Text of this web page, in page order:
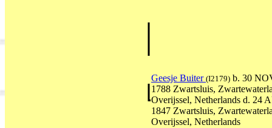
Geesje Buiter (I2179) b. 30
1788 Zwartsluis,
Overijssel, Netherlands d. 24
1847 Zwartsluis,
Overijssel, Netherlands